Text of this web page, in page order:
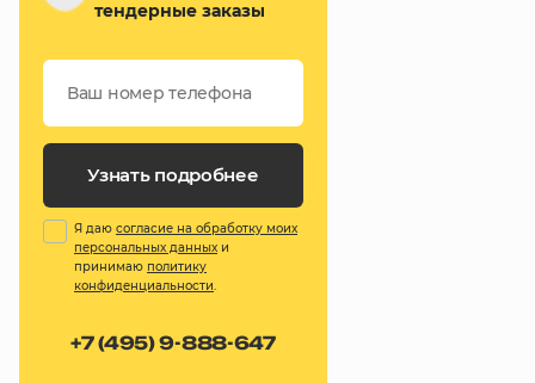
тендерные заказы
Узнать подробнее
Я даю согласие на обработку моих
персональных данных и
принимаю политику
конфиденциальности.
+7 (495) 9-888-647